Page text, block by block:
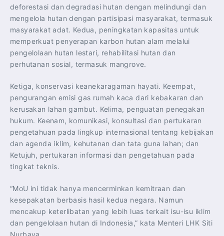
deforestasi dan degradasi hutan dengan melindungi dan
mengelola hutan dengan partisipasi masyarakat, termasuk
masyarakat adat. Kedua, peningkatan kapasitas untuk
memperkuat penyerapan karbon hutan alam melalui
pengelolaan hutan lestari, rehabilitasi hutan dan
perhutanan sosial, termasuk mangrove.
Ketiga, konservasi keanekaragaman hayati. Keempat,
pengurangan emisi gas rumah kaca dari kebakaran dan
kerusakan lahan gambut. Kelima, penguatan penegakan
hukum. Keenam, komunikasi, konsultasi dan pertukaran
pengetahuan pada lingkup internasional tentang kebijakan
dan agenda iklim, kehutanan dan tata guna lahan; dan
Ketujuh, pertukaran informasi dan pengetahuan pada
tingkat teknis.
“MoU ini tidak hanya mencerminkan kemitraan dan
kesepakatan berbasis hasil kedua negara. Namun
mencakup keterlibatan yang lebih luas terkait isu-isu iklim
dan pengelolaan hutan di Indonesia,” kata Menteri LHK Siti
Nurbaya.